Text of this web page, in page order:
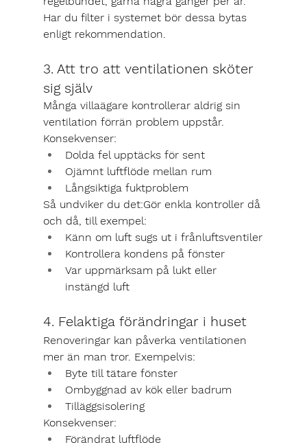
Har du filter i systemet bör dessa bytas
enligt rekommendation.
3. Att tro att ventilationen sköter
sig själv
Många villaägare kontrollerar aldrig sin
ventilation förrän problem uppstår.
Konsekvenser:
Dolda fel upptäcks för sent
Ojämnt luftflöde mellan rum
Långsiktiga fuktproblem
Så undviker du det:Gör enkla kontroller då
och då, till exempel:
Känn om luft sugs ut i frånluftsventiler
Kontrollera kondens på fönster
Var uppmärksam på lukt eller
instängd luft
4. Felaktiga förändringar i huset
Renoveringar kan påverka ventilationen
mer än man tror. Exempelvis:
Byte till tätare fönster
Ombyggnad av kök eller badrum
Tilläggsisolering
Konsekvenser:
Förändrat luftflöde